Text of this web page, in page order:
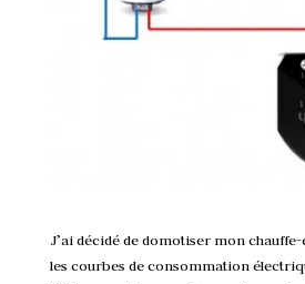
J’ai décidé de domotiser mon
les courbes de consommation